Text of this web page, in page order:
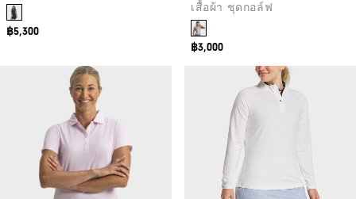
฿5,300
เสื้อผ้า ชุดกอล์ฟ
฿3,000